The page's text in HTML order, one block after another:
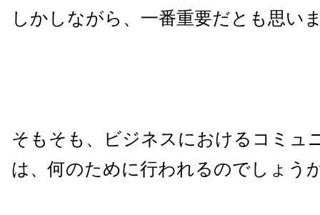
しかしながら、一番重要だとも思い
そもそも、ビジネスにおけるコミュ
は、何のために行われるのでしょう